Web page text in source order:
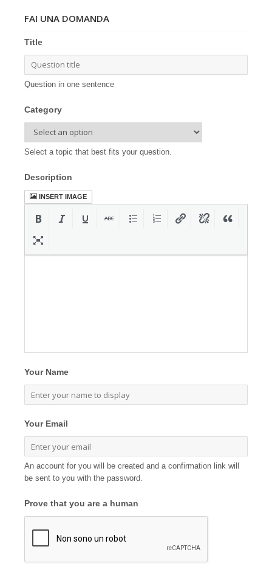
FAI UNA DOMANDA
Title
Question in one sentence
Category
Select a topic that best fits your question.
Description
INSERT IMAGE
Your Name
Your Email
An account for you will be created and a confirmation link will
be sent to you with the password.
Prove that you are a human